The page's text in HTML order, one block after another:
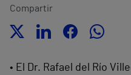
Compartir
• El Dr. Rafael del Río